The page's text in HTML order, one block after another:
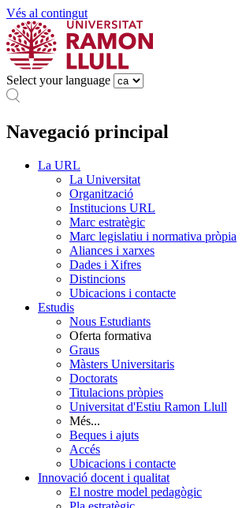
Vés al contingut
Select your language
Navegació principal
La URL
La Universitat
Organització
Institucions URL
Marc estratègic
Marc legislatiu i normativa pròpia
Aliances i xarxes
Dades i Xifres
Distincions
Ubicacions i contacte
Estudis
Nous Estudiants
Oferta formativa
Graus
Màsters Universitaris
Doctorats
Titulacions pròpies
Universitat d'Estiu Ramon Llull
Més...
Beques i ajuts
Accés
Ubicacions i contacte
Innovació docent i qualitat
El nostre model pedagògic